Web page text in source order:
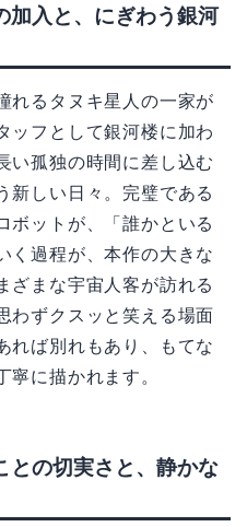
れるタヌキ星人の一家が
ッフとして銀河楼に加わ
い孤独の時間に差し込む
新しい日々。完璧である
ボットが、「誰かといる
く過程が、本作の大きな
ざまな宇宙人客が訪れる
わずクスッと笑える場面